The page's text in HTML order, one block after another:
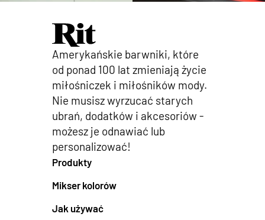
Amerykańskie barwniki, które
od ponad 100 lat zmieniają życie
miłośniczek i miłośników mody.
Nie musisz wyrzucać starych
ubrań, dodatków i akcesoriów -
możesz je odnawiać lub
personalizować!
Produkty
Mikser kolorów
Jak używać